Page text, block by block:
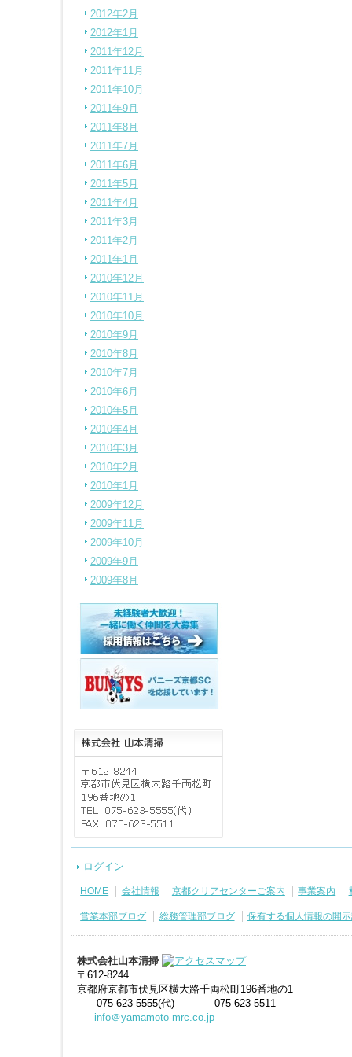
2012年2月
2012年1月
2011年12月
2011年11月
2011年10月
2011年9月
2011年8月
2011年7月
2011年6月
2011年5月
2011年4月
2011年3月
2011年2月
2011年1月
2010年12月
2010年11月
2010年10月
2010年9月
2010年8月
2010年7月
2010年6月
2010年5月
2010年4月
2010年3月
2010年2月
2010年1月
2009年12月
2009年11月
2009年10月
2009年9月
2009年8月
ログイン
HOME 会社情報 京都クリアセンターご案内 事業案内
営業本部ブログ 総務管理部ブログ 保有する個人情報の開
株式会社山本清掃
〒612-8244
京都府京都市伏見区横大路千両松町196番地の1
075-623-5555(代)
075-623-5511
info＠yamamoto-mrc.co.jp